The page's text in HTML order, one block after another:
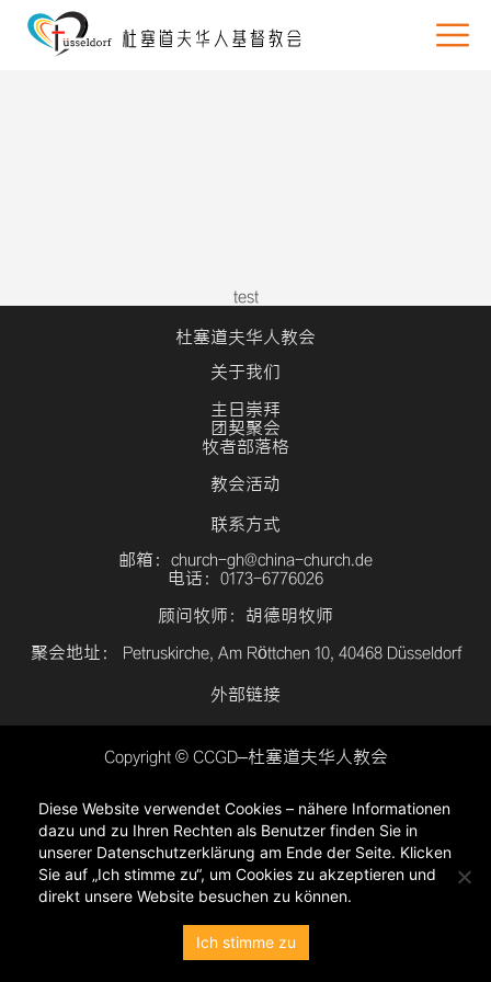
test
杜塞道夫华人教会
关于我们
主日崇拜
团契聚会
牧者部落格
教会活动
联系方式
邮箱：church-gh@china-church.de
电话：0173-6776026
顾问牧师：胡德明牧师
聚会地址： Petruskirche, Am Röttchen 10, 40468 Düsseldorf
外部链接
Copyright © CCGD–杜塞道夫华人教会
隐私政策
Diese Website verwendet Cookies – nähere Informationen
dazu und zu Ihren Rechten als Benutzer finden Sie in
unserer Datenschutzerklärung am Ende der Seite. Klicken
Sie auf „Ich stimme zu“, um Cookies zu akzeptieren und
direkt unsere Website besuchen zu können.
Ich stimme zu